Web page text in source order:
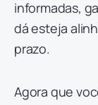
informadas,
dá esteja
prazo.
Agora que